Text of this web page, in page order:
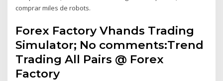
comprar miles de robots.
Forex Factory Vhands Trading
Simulator; No comments:Trend
Trading All Pairs @ Forex
Factory